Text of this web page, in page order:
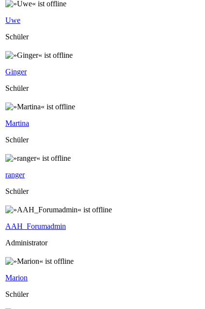
Uwe
Schüler
Ginger
Schüler
Martina
Schüler
ranger
Schüler
AAH_Forumadmin
Administrator
Marion
Schüler